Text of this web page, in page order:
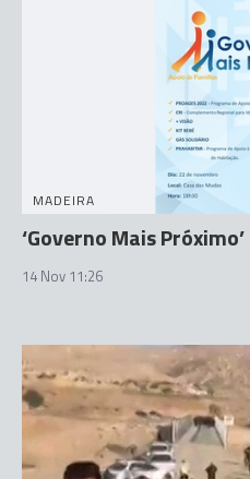
MADEIRA
‘Governo Mais
14 Nov 11:26